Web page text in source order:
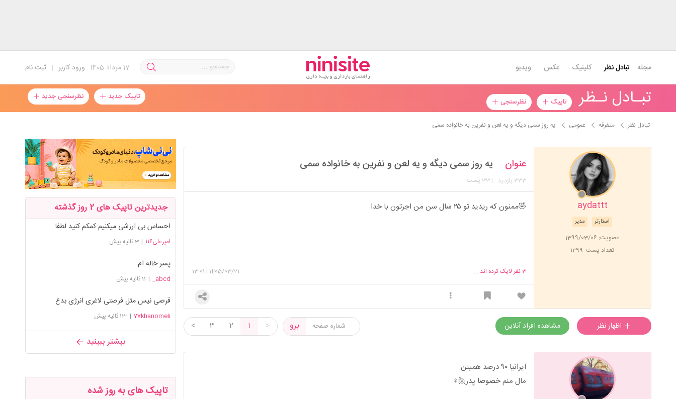
ثبت نام | ورود کاربر 17مرداد 1405 مجله تبادل نظر کلینیک عکس ویدیو
تبـادل نـظر تاپیک نظرسنجی تاپیک جدید نظرسنجی جدید
تبادل نظر متفرقه عمومی یه روز سمی دیگه و یه لعن و نفرین به خانواده سمی
aydattt
مدیر استارتر
عضویت: 1399/03/06
تعداد پست: 1299
عنوان یه روز سمی دیگه و یه لعن و نفرین به خانواده سمی
333 بازدید | 33 پست
🤣ممنون که ریدید تو ۲۵ سال سن من اجرتون با خدا
1405/03/21
|
13:01 3نفر لایک کرده اند ...
>
1
2
3
< برو مشاهده افراد آنلاین
ایرانیا ۹۰ درصد همینن
مال منم خصوصا پدر🙋♀️
جدیدترین تاپیک های 2 روز گذشته
احساس بی ارزشی میکنیم کمکم کنید لطفا
امیرعلی۱۱۶ | 3 ثانیه پیش
پسر خاله ام
abcd_
| 11 ثانیه پیش
قرصی نیس مثل فرصتی لاغری انرژی بدع
77khanomeli
| -12 ثانیه پیش
بیشتر ببینید
تاپیک های به روز شده